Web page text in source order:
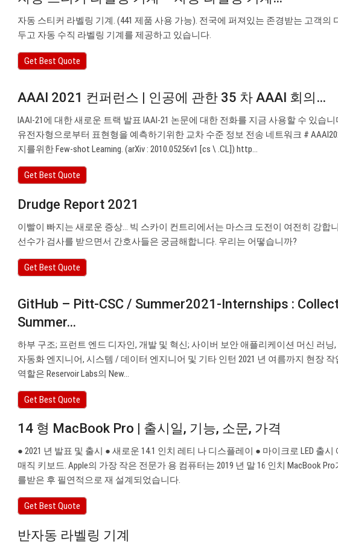
자동 스티커 라벨링 기계. (441 제품 사용 가능). 전국에 퍼져있는 존경받는 고객의
두고 자동 수직 라벨링 기계를 제공하고 있습니다.
Get Best Quote
AAAI 2021 컨퍼런스 | 인공에 관한 35 차 AAAI 회의…
IAAI-21에 대한 새로운 트랙 발표 IAAI-21 논문에 대한 전화를 지금 사용할 수 있습니
유전자형으로부터 표현형을 예측하기위한 교차 수준 정보 전송 네트워크 #
지를위한 Few-shot Learning. (arXiv : 2010.05256v1 [cs \ .CL]) http…
Get Best Quote
Drudge Report 2021
이빨이 빠지는 새로운 증상… 빅 스카이 컨트리에서는 마스크 도전이 여전히 강합
선수가 검사를 받으면서 간호사들은 궁금해합니다. 우리는 어떻습니까?
Get Best Quote
GitHub – Pitt-CSC / Summer2021-Internships :
Summer…
하부 구조; 프런트 엔드 디자인, 개발 및 혁신; 사이버 보안 애플리케이션 머신 러닝
자동화 엔지니어, 시스템 / 데이터 엔지니어 및 기타 인턴 2021 년 여름까지 현장
역할은 Reservoir Labs의 New…
Get Best Quote
14 형 MacBook Pro | 출시일, 기능, 소문, 가격
● 2021 년 발표 및 출시 ● 새로운 14.1 인치 레티 나 디스플레이 ● 마이크로 LED 출
매직 키보드. Apple의 가장 작은 전문가 용 컴퓨터는 2019 년 말 16 인치 MacBook
를받은 후 필연적으로 재 설계되었습니다.
Get Best Quote
반자동 라벨링 기계